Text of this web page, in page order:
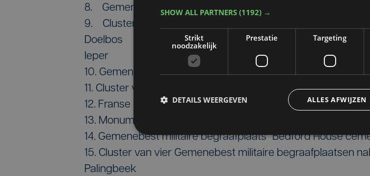
8. Gemenebest militaire begraafplaats “Tyne Cot cemetery”
9. Cluster van twee Gemenebest militaire begraafplaats in
Doelbos
Ieper
10. Gemenebest militaire begraafplaats “Essex Farm
11. Cluster van vier Gemenebest militaire begraafplaatsen
12. Franse militaire begraafplaats “St. Charles de Potyze”
13. Monument voor de vermisten “Menin Gate”
14. Gemenebest militaire begraafplaats “Bedford House
15. Cluster van vier Gemenebest militaire begraafplaatsen
Palingbeek
SHOW ALL PARTNERS (1192) →
Strikt
noodzakelijk
Prestatie Targeting
ALLES AFWIJZEN
DETAILS WEERGEVEN